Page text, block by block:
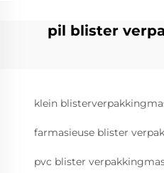
pil blister
klein
farmasieuse blister
pvc blister